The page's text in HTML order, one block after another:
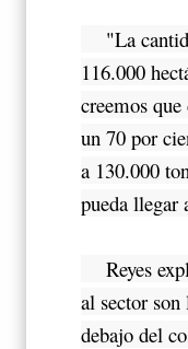
"La
116.000
creemos
un 70 por
a 130.000
pueda llegar
Reyes
al sector son
debajo del